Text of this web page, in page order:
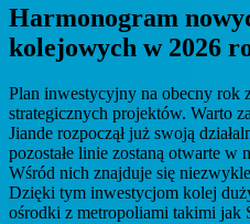
Harmonogram
kolejowych w 2026
Plan inwestycyjny na obecny rok
strategicznych projektów. Warto
Jiande rozpoczął już swoją
pozostałe linie zostaną otwarte w
Wśród nich znajduje się
Dzięki tym inwestycjom kolej
ośrodki z metropoliami takimi jak